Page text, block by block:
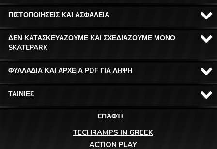
ΠΙΣΤΟΠΟΙΗΣΕΙΣ ΚΑΙ ΑΣΦΑΛΕΙΑ
ΔΕΝ ΚΑΤΑΣΚΕΥΑΖΟΥΜΕ ΚΑΙ ΣΧΕΔΙΑΖΟΥΜΕ ΜΟΝΟ
SKATEPARK
ΦΥΛΛΑΔΙΑ ΚΑΙ ΑΡΧΕΙΑ PDF ΓΙΑ ΛΗΨΗ
ΤΑΙΝΙΕΣ
ΕΠΑΦΉ
TECHRAMPS IN GREEK
ACTION PLAY